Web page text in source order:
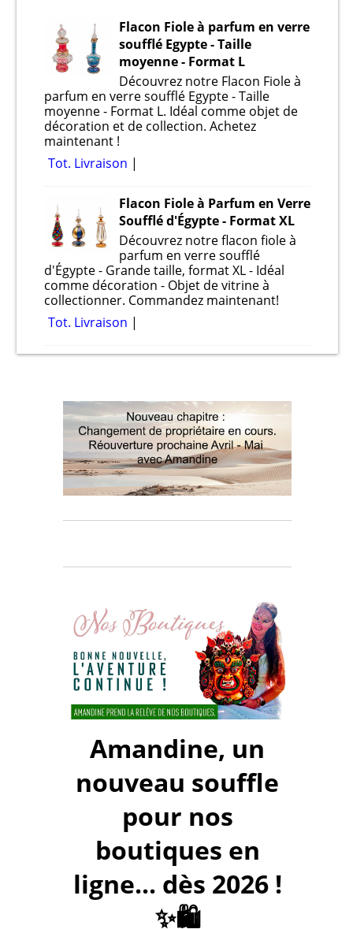
Flacon Fiole à parfum en verre
soufflé Egypte - Taille
moyenne - Format L
Découvrez notre Flacon Fiole à
parfum en verre soufflé Egypte - Taille
moyenne - Format L. Idéal comme objet de
décoration et de collection. Achetez
maintenant !
Tot. Livraison
Flacon Fiole à Parfum en Verre
Soufflé d'Égypte - Format XL
Découvrez notre flacon fiole à
parfum en verre soufflé
d'Égypte - Grande taille, format XL - Idéal
comme décoration - Objet de vitrine à
collectionner. Commandez maintenant!
Tot. Livraison
Amandine, un
nouveau souffle
pour nos
boutiques en
ligne... dès 2026 !
✨🛍️